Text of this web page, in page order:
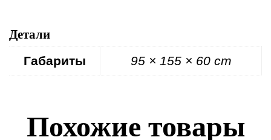
Детали
Габариты 95 × 155 × 60 cm
Похожие товары